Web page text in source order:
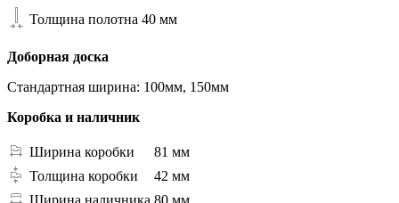
Толщина полотна 40 мм
Доборная доска
Стандартная ширина: 100мм, 150мм
Коробка и наличник
Ширина коробки
81 мм
Толщина коробки
42 мм